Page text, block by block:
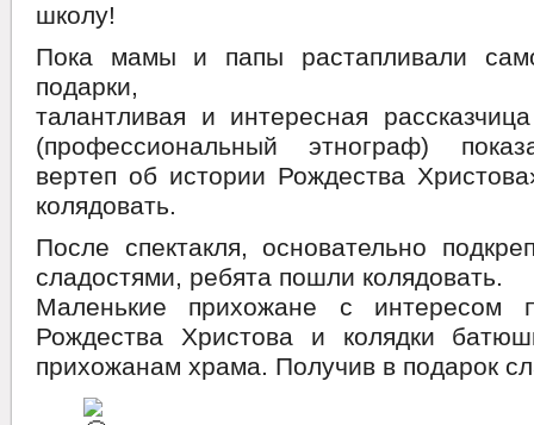
школу!
Пока мамы и папы растапливали
подарки,
талантливая и интересная
(профессиональный этнограф)
вертеп об истории Рождества
колядовать.
После спектакля, основательно
сладостями, ребята пошли колядовать.
Маленькие прихожане с интересом
Рождества Христова и колядки
прихожанам храма. Получив в подарок